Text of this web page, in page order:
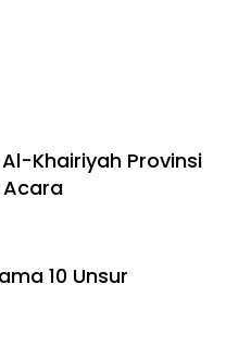
Khairiyah Provinsi
Acara
10 Unsur